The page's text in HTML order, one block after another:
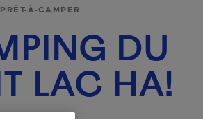
À-CAMPER
DU
LAC HA!